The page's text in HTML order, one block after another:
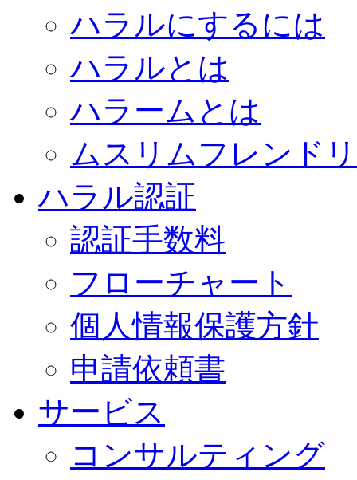
ハラルにするには
ハラルとは
ハラームとは
ムスリムフレンド
ハラル認証
認証手数料
フローチャート
個人情報保護方針
申請依頼書
サービス
コンサルティング